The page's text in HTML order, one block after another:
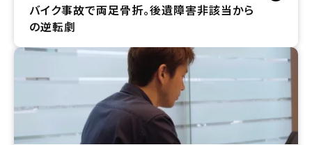
バイク事故で両足骨折。後遺障害非該当から
の逆転劇